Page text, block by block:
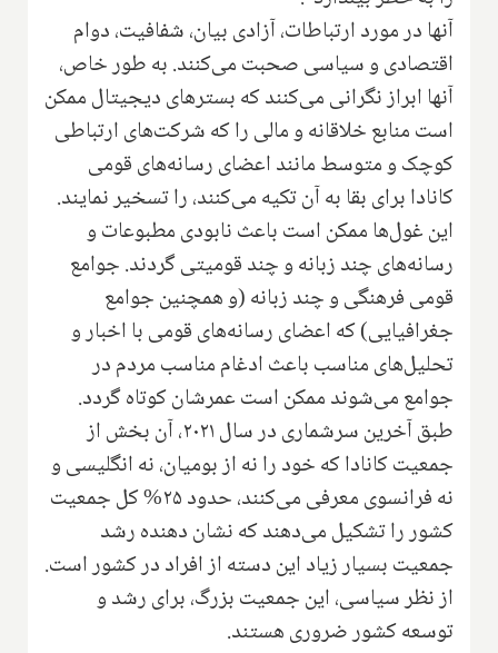
آنها در مورد ارتباطات، آزادی بیان، شفافیت، دوام
اقتصادی و سیاسی صحبت می‌کنند. به طور خاص،
آنها ابراز نگرانی می‌کنند که بسترهای دیجیتال ممکن
است منابع خلاقانه و مالی را که شرکت‌های ارتباطی
کوچک و متوسط مانند اعضای رسانه‌های قومی
کانادا برای بقا به آن تکیه می‌کنند، را تسخیر نمایند.
این غول‌ها ممکن است باعث نابودی مطبوعات و
رسانه‌های چند زبانه و چند قومیتی گردند. جوامع
قومی فرهنگی و چند زبانه (و همچنین جوامع
جغرافیایی) که اعضای رسانه‌های قومی با اخبار و
تحلیل‌های مناسب باعث ادغام مناسب مردم در
جوامع می‌شوند ممکن است عمرشان کوتاه گردد.
طبق آخرین سرشماری در سال ۲۰۲۱، آن بخش از
جمعیت کانادا که خود را نه از بومیان، نه انگلیسی و
نه فرانسوی معرفی می‌کنند، حدود ۲۵% کل جمعیت
کشور را تشکیل می‌دهند که نشان دهنده رشد
جمعیت بسیار زیاد این دسته از افراد در کشور است.
از نظر سیاسی، این جمعیت بزرگ، برای رشد و
توسعه کشور ضروری هستند.